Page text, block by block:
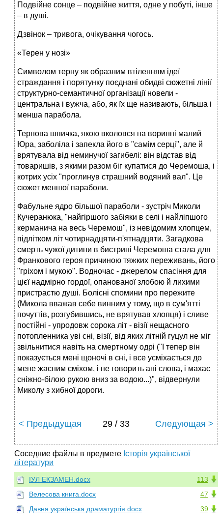
Подвійне сонце – подвійне життя, одне у побуті, інше
– в душі.
Дзвінок – тривога, очікування чогось.
«Терен у нозі»
Символом терну як образним втіленням ідеї
страждання і порятунку поєднані обидві сюжетні лінії
структурно-семантичної організації новели -
центральна і вужча, або, як їх ще називають, більша і
менша парабола.
Тернова шпичка, якою вколовся на воринні малий
Юра, заболіла і запекла його в "самім серці", але й
врятувала від неминучої загибелі: він відстав від
товаришів, з якими разом біг купатися до Черемоша, і
котрих усіх "проглинув страшний водяний вал". Це
сюжет меншої параболи.
Фабульне ядро більшої параболи - зустріч Миколи
Кучеранюка, "найгіршого забіяки в селі і найліпшого
керманича на весь Черемош", із невідомим хлопцем,
підлітком літ чотирнадцяти-п'ятнадцяти. Загадкова
смерть чужої дитини в бистрині Черемоша стала для
Франкового героя причиною тяжких переживань, його
"гріхом і мукою". Водночас - джерелом спасіння для
цієї надмірно гордої, опанованої злобою й лихими
пристрастю душі. Болісні спомини про пережите
(Микола вважав себе винним у тому, що в сум'ятті
почуттів, розгубившись, не врятував хлопця) і сливе
постійні - упродовж сорока літ - візії нещасного
потопленника уві сні, візії, від яких літній гуцул не міг
звільнитися навіть на смертному одрі ("І тепер він
показується мені щоночі в сні, і все усміхається до
мене жасним сміхом, і не говорить ані слова, і махає
сніжно-білою рукою вниз за водою...)", відвернули
Миколу з хибної дороги.
< Предыдущая 29 / 33 Следующая >
Соседние файлы в предмете Історія української
літератури
113
ІУЛ ЕКЗАМЕН.docx
47
Велесова книга.docx
39
Давня українська драматургія.docx